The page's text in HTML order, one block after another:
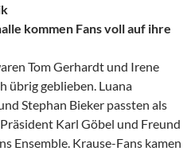
kommen Fans voll auf ihre
Tom Gerhardt und Irene
übrig geblieben. Luana
Stephan Bieker passten als
Karl Göbel und Freund
Ensemble. Krause-Fans kamen